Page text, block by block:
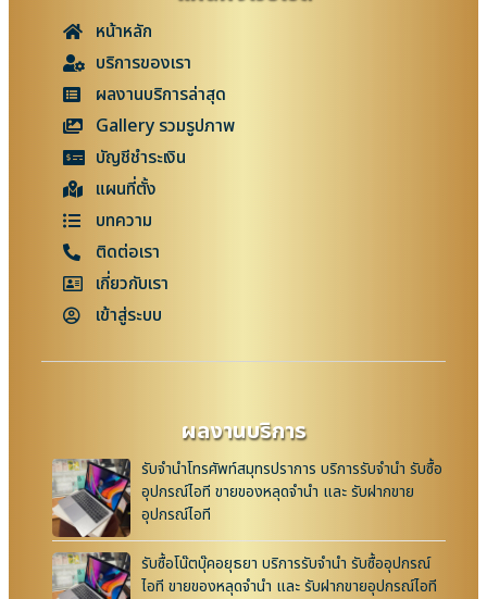
หน้าหลัก
บริการของเรา
ผลงานบริการล่าสุด
Gallery รวมรูปภาพ
บัญชีชำระเงิน
แผนที่ตั้ง
บทความ
ติดต่อเรา
เกี่ยวกับเรา
เข้าสู่ระบบ
ผลงานบริการ
รับจำนำโทรศัพท์สมุทรปราการ บริการรับจำนำ รับซื้อ
อุปกรณ์ไอที ขายของหลุดจำนำ และ รับฝากขาย
อุปกรณ์ไอที
รับซื้อโน๊ตบุ๊คอยุธยา บริการรับจำนำ รับซื้ออุปกรณ์
ไอที ขายของหลุดจำนำ และ รับฝากขายอุปกรณ์ไอที